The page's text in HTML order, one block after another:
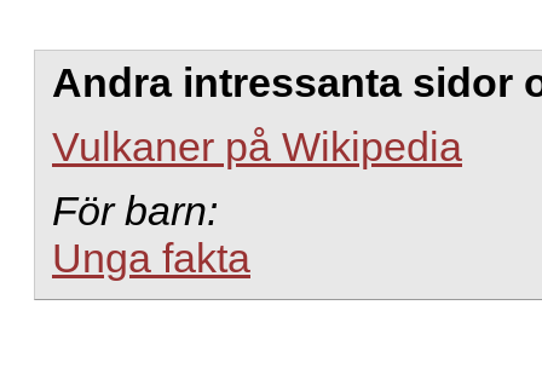
Andra intressanta sidor
Vulkaner på Wikipedia
För barn:
Unga fakta